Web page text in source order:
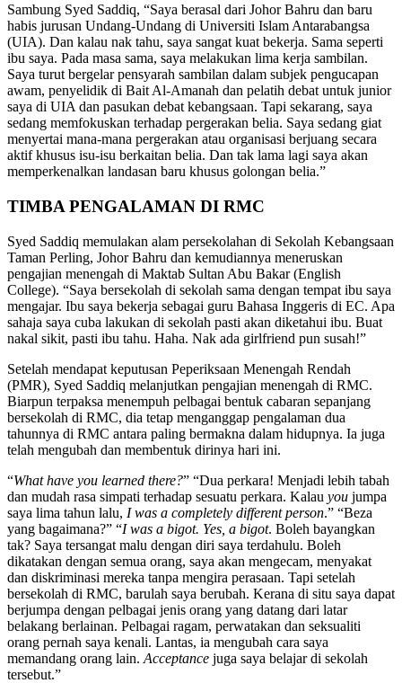
Sambung Syed Saddiq, “Saya berasal dari Johor Bahru dan baru
habis jurusan Undang-Undang di Universiti Islam Antarabangsa
(UIA). Dan kalau nak tahu, saya sangat kuat bekerja. Sama seperti
ibu saya. Pada masa sama, saya melakukan lima kerja sambilan.
Saya turut bergelar pensyarah sambilan dalam subjek pengucapan
awam, penyelidik di Bait Al-Amanah dan pelatih debat untuk junior
saya di UIA dan pasukan debat kebangsaan. Tapi sekarang, saya
sedang memfokuskan terhadap pergerakan belia. Saya sedang giat
menyertai mana-mana pergerakan atau organisasi berjuang secara
aktif khusus isu-isu berkaitan belia. Dan tak lama lagi saya akan
memperkenalkan landasan baru khusus golongan belia.”
TIMBA PENGALAMAN DI RMC
Syed Saddiq memulakan alam persekolahan di Sekolah Kebangsaan
Taman Perling, Johor Bahru dan kemudiannya meneruskan
pengajian menengah di Maktab Sultan Abu Bakar (English
College). “Saya bersekolah di sekolah sama dengan tempat ibu saya
mengajar. Ibu saya bekerja sebagai guru Bahasa Inggeris di EC. Apa
sahaja saya cuba lakukan di sekolah pasti akan diketahui ibu. Buat
nakal sikit, pasti ibu tahu. Haha. Nak ada girlfriend pun susah!”
Setelah mendapat keputusan Peperiksaan Menengah Rendah
(PMR), Syed Saddiq melanjutkan pengajian menengah di RMC.
Biarpun terpaksa menempuh pelbagai bentuk cabaran sepanjang
bersekolah di RMC, dia tetap menganggap pengalaman dua
tahunnya di RMC antara paling bermakna dalam hidupnya. Ia juga
telah mengubah dan membentuk dirinya hari ini.
“What have you learned there?” “Dua perkara! Menjadi lebih tabah
dan mudah rasa simpati terhadap sesuatu perkara. Kalau you jumpa
saya lima tahun lalu, I was a completely different person.” “Beza
yang bagaimana?” “I was a bigot. Yes, a bigot. Boleh bayangkan
tak? Saya tersangat malu dengan diri saya terdahulu. Boleh
dikatakan dengan semua orang, saya akan mengecam, menyakat
dan diskriminasi mereka tanpa mengira perasaan. Tapi setelah
bersekolah di RMC, barulah saya berubah. Kerana di situ saya dapat
berjumpa dengan pelbagai jenis orang yang datang dari latar
belakang berlainan. Pelbagai ragam, perwatakan dan seksualiti
orang pernah saya kenali. Lantas, ia mengubah cara saya
memandang orang lain. Acceptance juga saya belajar di sekolah
tersebut.”